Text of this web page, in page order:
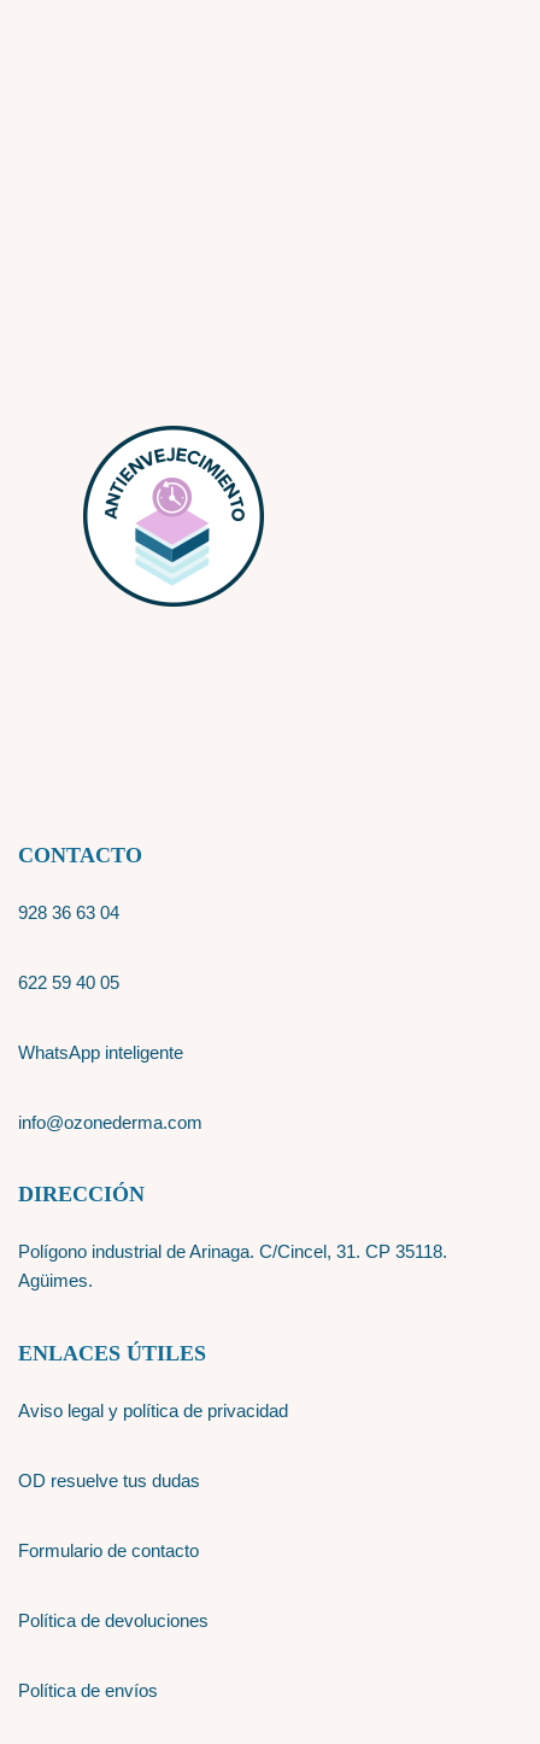
CONTACTO
928 36 63 04
622 59 40 05
WhatsApp inteligente
info@ozonederma.com
DIRECCIÓN
Polígono industrial de Arinaga. C/Cincel, 31. CP 35118.
Agüimes.
ENLACES ÚTILES
Aviso legal y política de privacidad
OD resuelve tus dudas
Formulario de contacto
Política de devoluciones
Política de envíos